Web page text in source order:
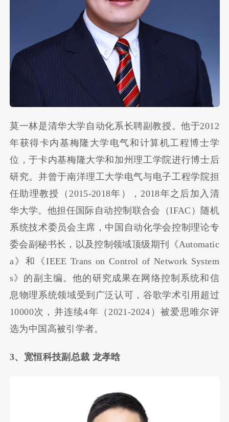
莫一林是清华大学自动化系长聘副教授。他于2012
年获得卡内基梅隆大学电气和计算机工程博士学
位，于卡内基梅隆大学和加州理工学院进行博士后
研究。并曾于南洋理工大学电气与电子工程学院担
任助理教授（2015-2018年），2018年之后加入清
华大学。他担任国际自动控制联合会（IFAC）随机
系统技术委员会主席，中国自动化学会控制理论专
委会副秘书长，以及控制领域顶级期刊《Automatic
a》和《IEEE Trans on Control of Network System
s》的副主编。他的研究成果在网络控制系统和信
息物理系统领域受到广泛认可，谷歌学术引用超过
10000次，并连续4年（2021-2024）被爱思唯尔评
选为中国高被引学者。
3、宽恒科技副总裁 龙孝晗